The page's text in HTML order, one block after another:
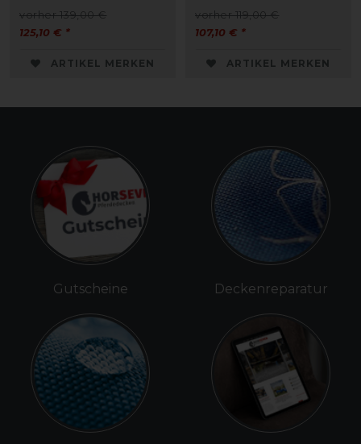
vorher 139,00 €
125,10 € *
ARTIKEL MERKEN
vorher 119,00 €
107,10 € *
ARTIKEL MERKEN
Gutscheine Deckenreparatur